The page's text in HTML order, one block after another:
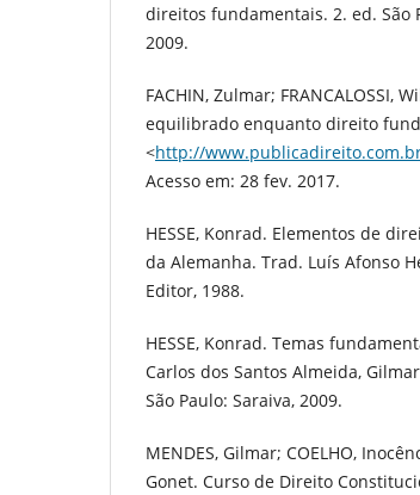
direitos fundamentais. 2. ed. São
2009.
FACHIN, Zulmar;
equilibrado enquanto direito
<http://
Acesso em: 28 fev. 2017.
HESSE, Konrad. Elementos de
da Alemanha. Trad. Luís Afonso
Editor, 1988.
HESSE, Konrad. Temas
Carlos dos Santos Almeida,
São Paulo: Saraiva, 2009.
MENDES, Gilmar; COELHO,
Gonet. Curso de Direito